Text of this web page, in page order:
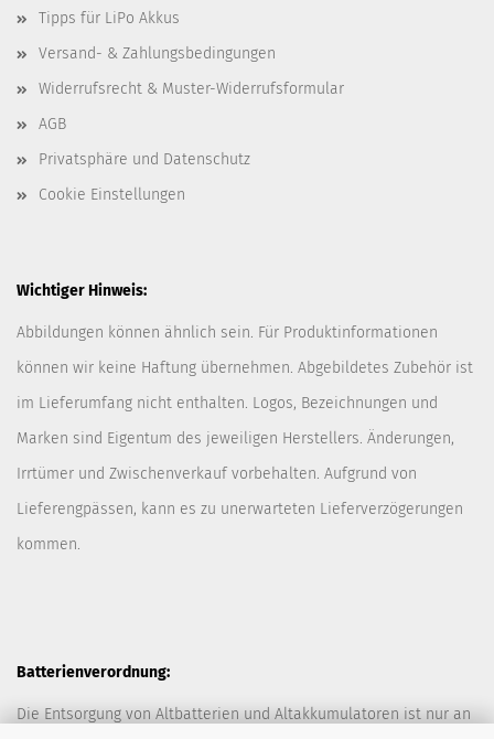
Tipps für LiPo Akkus
Versand- & Zahlungsbedingungen
Widerrufsrecht & Muster-Widerrufsformular
AGB
Privatsphäre und Datenschutz
Cookie Einstellungen
Wichtiger Hinweis:
Abbildungen können ähnlich sein. Für Produktinformationen
können wir keine Haftung übernehmen. Abgebildetes Zubehör ist
im Lieferumfang nicht enthalten. Logos, Bezeichnungen und
Marken sind Eigentum des jeweiligen Herstellers. Änderungen,
Irrtümer und Zwischenverkauf vorbehalten. Aufgrund von
Lieferengpässen, kann es zu unerwarteten Lieferverzögerungen
kommen.
Batterienverordnung:
Die Entsorgung von Altbatterien und Altakkumulatoren ist nur an